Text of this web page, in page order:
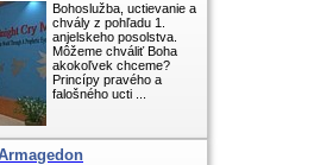
Bohoslužba, uctievanie a
chvály z pohľadu 1.
anjelskeho posolstva.
Môžeme chváliť Boha
akokoľvek chceme?
Princípy pravého a
falošného ucti ...